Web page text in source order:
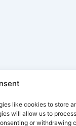
like cookies to store
will allow us to
or withdrawing